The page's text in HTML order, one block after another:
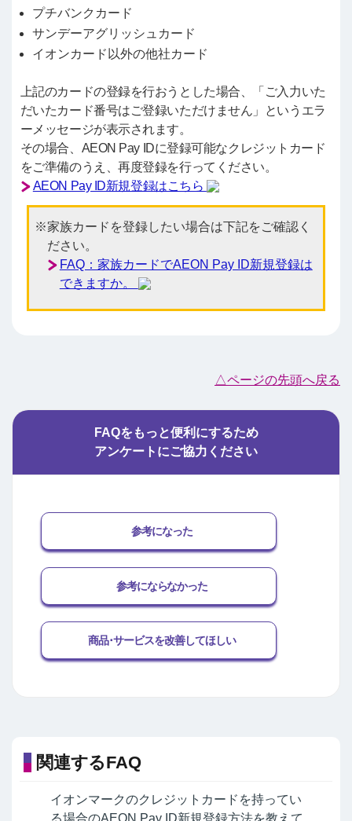
プチバンクカード
サンデーアグリッシュカード
イオンカード以外の他社カード
上記のカードの登録を行おうとした場合、「ご入力いた
だいたカード番号はご登録いただけません」というエラ
ーメッセージが表示されます。
その場合、AEON Pay IDに登録可能なクレジットカード
をご準備のうえ、再度登録を行ってください。
AEON Pay ID新規登録はこちら
家族カードを登録したい場合は下記をご確認く
ださい。
FAQ：家族カードでAEON Pay ID新規登録は
できますか。
△ページの先頭へ戻る
FAQをもっと便利にするため
アンケートにご協力ください
参考になった
参考にならなかった
商品･サービスを改善してほしい
関連するFAQ
イオンマークのクレジットカードを持ってい